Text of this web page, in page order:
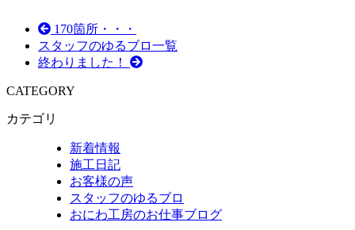
170箇所・・・
スタッフのゆるブロ一覧
終わりました！
CATEGORY
カテゴリ
新着情報
施工日記
お客様の声
スタッフのゆるブロ
おにわ工房のお仕事ブログ